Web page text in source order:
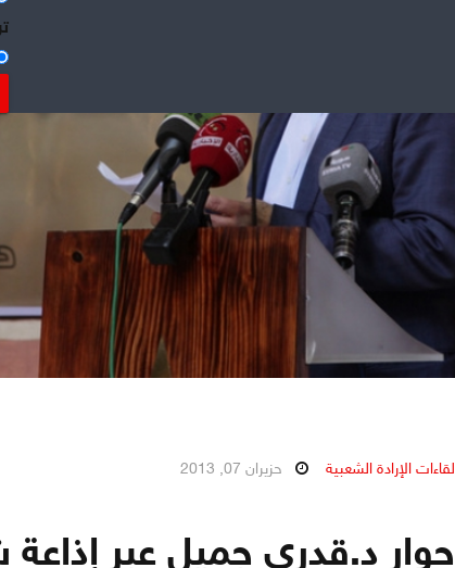
لقاءات الإرادة الشعبية حزيران 07, 2013
حوار د.قدري جميل عبر